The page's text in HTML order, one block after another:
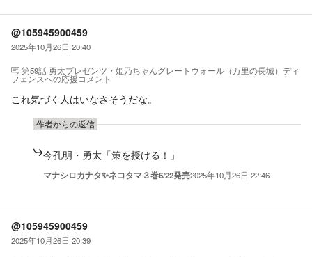
@105945900459
2025年10月26日 20:40
第59話 勇太プレゼンツ・姫乃ちゃんグレートウォール（万里の長城）ディ
フェンスへの応援コメント
これ気づく人はいなさそうだな。
作者からの返信
今孔明・勇太「策を授ける！」
マナシロカナタ✨ネコタマ３巻6/22発売2025年10月26日 22:46
@105945900459
2025年10月26日 20:39